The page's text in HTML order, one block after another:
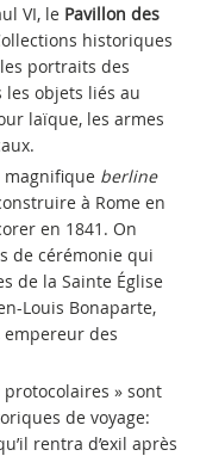
VI, le Pavillon des
historiques
portraits des
les objets liés au
laïque, les armes
berline
à Rome en
en 1841. On
de cérémonie qui
de la Sainte Église
Louis Bonaparte,
des
» sont
de voyage:
rentra d’exil après